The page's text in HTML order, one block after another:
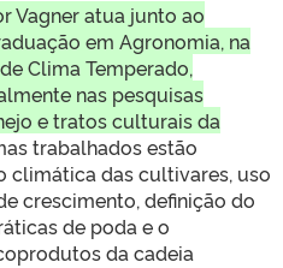
Vagner atua junto ao
em Agronomia, na
Clima Temperado,
nas pesquisas
e tratos culturais da
trabalhados estão
climática das cultivares, uso
crescimento, definição do
de poda e o
da cadeia